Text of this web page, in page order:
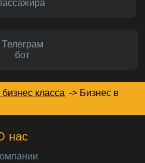
Телеграм
бот
бизнес класса -> Бизнес в
нас